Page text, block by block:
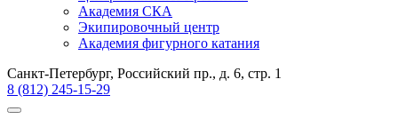
Академия СКА
Экипировочный центр
Академия фигурного катания
Санкт-Петербург, Российский пр., д. 6, стр. 1
8 (812) 245-15-29